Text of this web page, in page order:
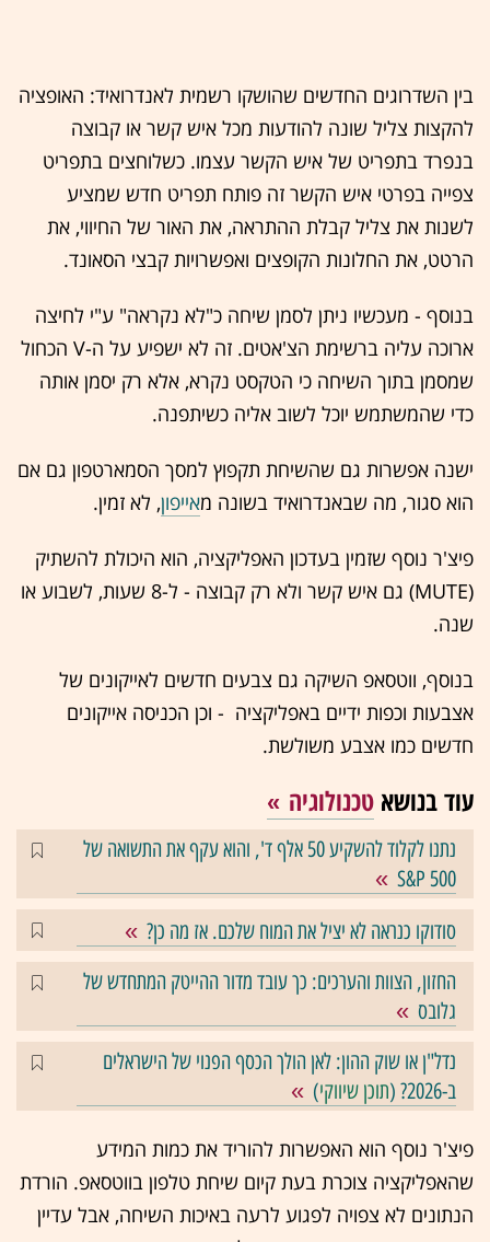
בין השדרוגים החדשים שהושקו רשמית לאנדרואיד: האופציה
להקצות צליל שונה להודעות מכל איש קשר או קבוצה
בנפרד בתפריט של איש הקשר עצמו. כשלוחצים בתפריט
צפייה בפרטי איש הקשר זה פותח תפריט חדש שמציע
לשנות את צליל קבלת ההתראה, את האור של החיווי, את
הרטט, את החלונות הקופצים ואפשרויות קבצי הסאונד.
בנוסף - מעכשיו ניתן לסמן שיחה כ"לא נקראה" ע"י לחיצה
ארוכה עליה ברשימת הצ'אטים. זה לא ישפיע על ה-V הכחול
שמסמן בתוך השיחה כי הטקסט נקרא, אלא רק יסמן אותה
כדי שהמשתמש יוכל לשוב אליה כשיתפנה.
ישנה אפשרות גם שהשיחת תקפוץ למסך הסמארטפון גם אם
הוא סגור, מה שבאנדרואיד בשונה מאייפון, לא זמין.
פיצ'ר נוסף שזמין בעדכון האפליקציה, הוא היכולת להשתיק
(MUTE) גם איש קשר ולא רק קבוצה - ל-8 שעות, לשבוע או
שנה.
בנוסף, ווטסאפ השיקה גם צבעים חדשים לאייקונים של
אצבעות וכפות ידיים באפליקציה - וכן הכניסה אייקונים
חדשים כמו אצבע משולשת.
עוד בנושא טכנולוגיה
נתנו לקלוד להשקיע 50 אלף ד', והוא עקף את התשואה של
S&P 500
סודוקו כנראה לא יציל את המוח שלכם. אז מה כן?
החזון, הצוות והערכים: כך עובד מדור ההייטק המתחדש של
גלובס
נדל"ן או שוק ההון: לאן הולך הכסף הפנוי של הישראלים
ב-2026? (
תוכן שיווקי)
פיצ'ר נוסף הוא האפשרות להוריד את כמות המידע
שהאפליקציה צוכרת בעת קיום שיחת טלפון בווטסאפ. הורדת
הנתונים לא צפויה לפגוע לרעה באיכות השיחה, אבל עדיין